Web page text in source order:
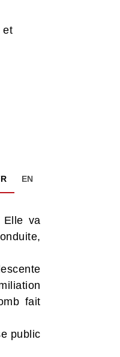
et
EN
Elle va
fait
public